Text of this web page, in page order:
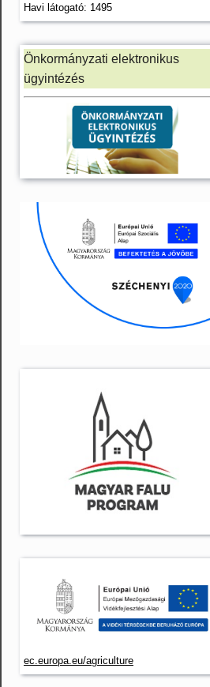
Havi látogató: 1495
Önkormányzati elektronikus
ügyintézés
ec.europa.eu/agriculture